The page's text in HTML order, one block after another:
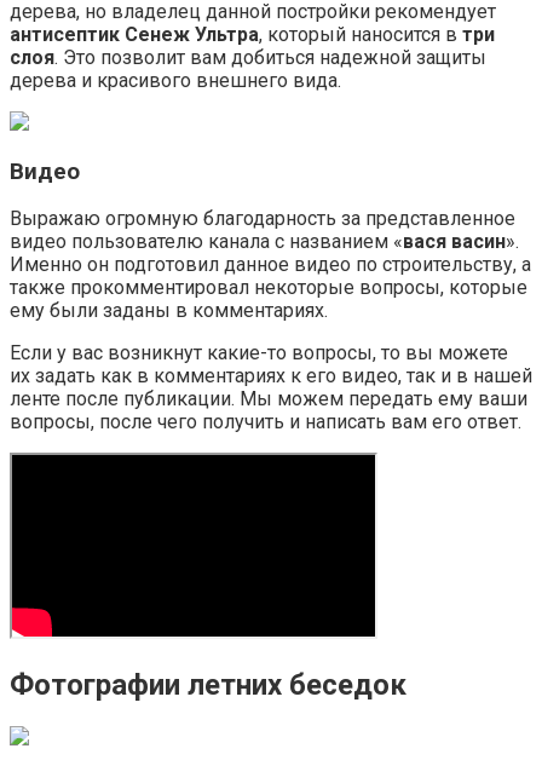
дерева, но владелец данной постройки рекомендует
антисептик Сенеж Ультра, который наносится в три
слоя. Это позволит вам добиться надежной защиты
дерева и красивого внешнего вида.
Видео
Выражаю огромную благодарность за представленное
видео пользователю канала с названием «вася васин».
Именно он подготовил данное видео по строительству, а
также прокомментировал некоторые вопросы, которые
ему были заданы в комментариях.
Если у вас возникнут какие-то вопросы, то вы можете
их задать как в комментариях к его видео, так и в нашей
ленте после публикации. Мы можем передать ему ваши
вопросы, после чего получить и написать вам его ответ.
Фотографии летних беседок